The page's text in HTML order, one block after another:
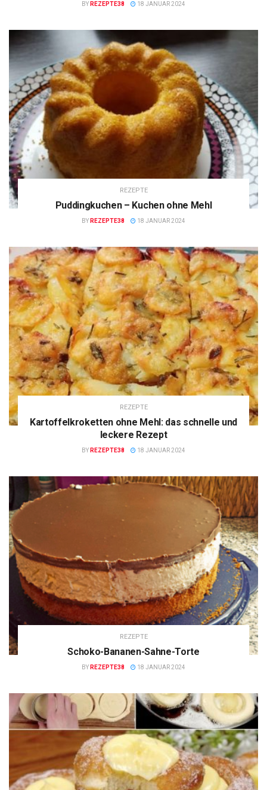
BY REZEPTE38 18 JANUAR 2024
REZEPTE
Puddingkuchen – Kuchen ohne Mehl
BY REZEPTE38 18 JANUAR 2024
REZEPTE
Kartoffelkroketten ohne Mehl: das schnelle und
leckere Rezept
BY REZEPTE38 18 JANUAR 2024
REZEPTE
Schoko-Bananen-Sahne-Torte
BY REZEPTE38 18 JANUAR 2024